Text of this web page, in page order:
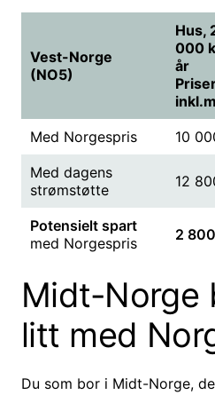
Vest-Norge
(NO5)
Hus,
000
år
Med Norgespris 10
Med dagens
strømstøtte
12
Potensielt spart
med Norgespris
2
Midt-Norge
litt med
Du som bor i Midt-Norge,